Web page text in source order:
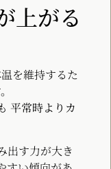
上がる
を維持するた
平常時よりカ
出す力が大き